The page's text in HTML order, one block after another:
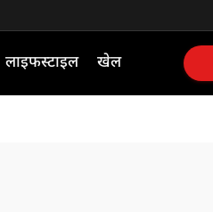
लाइफस्टाइल खेल